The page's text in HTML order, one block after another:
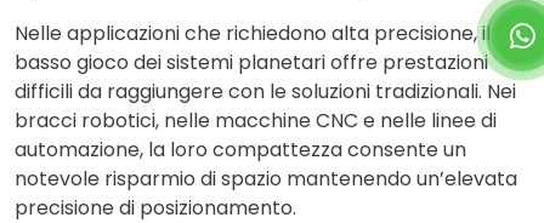
Nelle applicazioni che richiedono alta precisione, il
basso gioco dei sistemi planetari offre prestazioni
difficili da raggiungere con le soluzioni tradizionali. Nei
bracci robotici, nelle macchine CNC e nelle linee di
automazione, la loro compattezza consente un
notevole risparmio di spazio mantenendo un’elevata
precisione di posizionamento.